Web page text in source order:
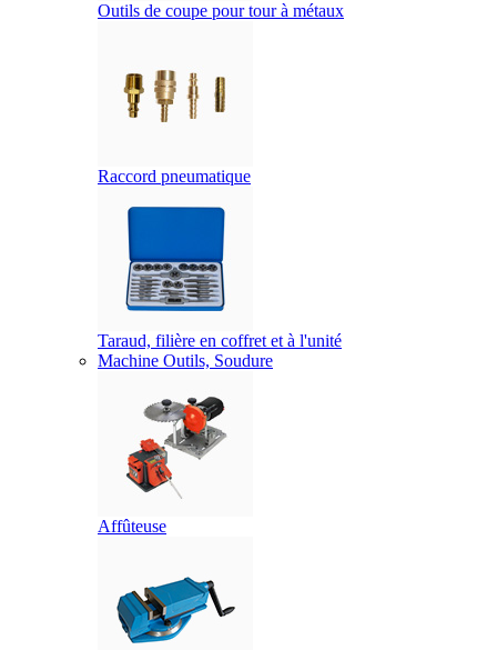
Outils de coupe pour tour à métaux
Raccord pneumatique
Taraud, filière en coffret et à l'unité
Machine Outils, Soudure
Affûteuse